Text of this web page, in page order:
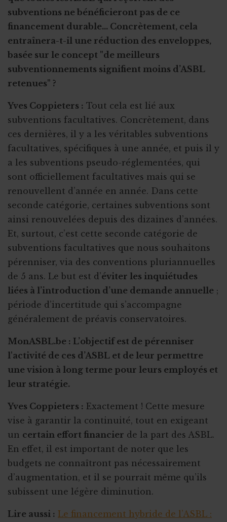
subventions ne bénéficieront pas de ce
financement durable… Concrètement, cela
entraînera-t-il une réduction des enveloppes,
basée sur le concept "de meilleurs
subventionnements signifient moins d’ASBL
retenues" ?
Yves Coppieters : Tout cela est lié aux
subventions facultatives. Concrètement, dans
ces dernières, il y a les véritables subventions
facultatives, spécifiques à une année, et puis il y
a les subventions pseudo-réglementées, qui
sont officiellement facultatives mais qui se
renouvellent d’année en année. Dans cette
seconde catégorie, certaines subventions sont
ainsi renouvelées depuis des dizaines d’années.
Et, surtout, c’est cette seconde catégorie de
subventions facultatives que nous souhaitons
pérenniser, via des conventions pluriannuelles
de 5 ans. Le but est d’éviter les inquiétudes
liées à l’introduction d’une demande annuelle ;
période d’incertitude qui s’accompagne
généralement de préavis conservatoires.
MonASBL.be : L’objectif est de pérenniser
l'activité de ces d’ASBL et de leur permettre
une vision à long terme pour leurs employés et
leur stratégie.
Yves Coppieters : Exactement ! Cette mesure
vise à garantir la continuité, tout en exigeant
un certain effort financier de la part des ASBL.
En effet, il est important de noter que les
budgets ne connaîtront pas nécessairement
d’augmentation, et il se pourrait même qu’ils
subissent une légère diminution.
Lire aussi : Le financement hybride de l’ASBL :